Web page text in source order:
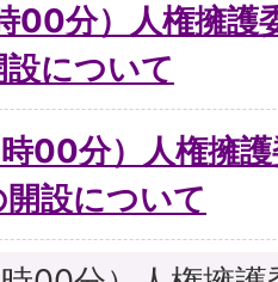
00分）人権擁護
設について
時00分）人権擁
設について